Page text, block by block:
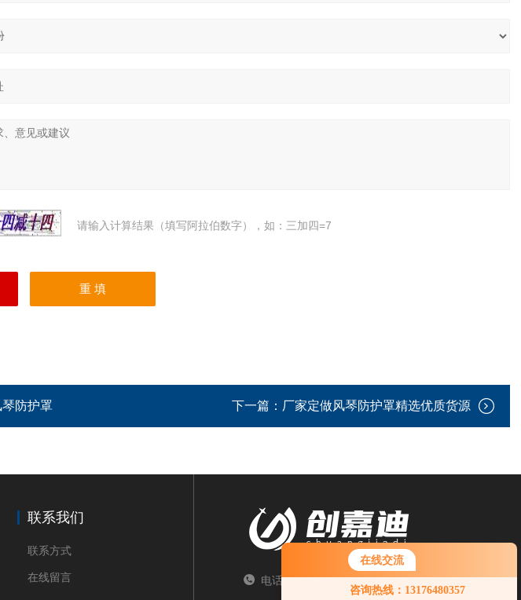
在线交流
咨询热线：13176480357
请输入计算结果（填写阿拉伯数字），如：三加四=7
防护罩 下一篇： 厂家定做风琴防护罩精选优质货源
联系我们
联系方式
在线留言 电话：TEL